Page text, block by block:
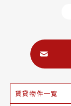
賃貸物件一覧